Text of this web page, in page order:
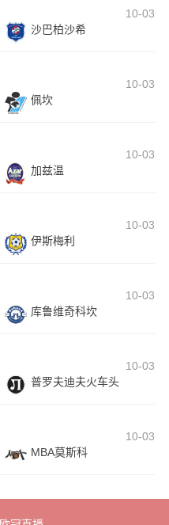
10-03
沙巴柏沙希
10-03
佩坎
10-03
加兹温
10-03
伊斯梅利
10-03
库鲁维奇科坎
10-03
普罗夫迪夫火车头
10-03
MBA莫斯科